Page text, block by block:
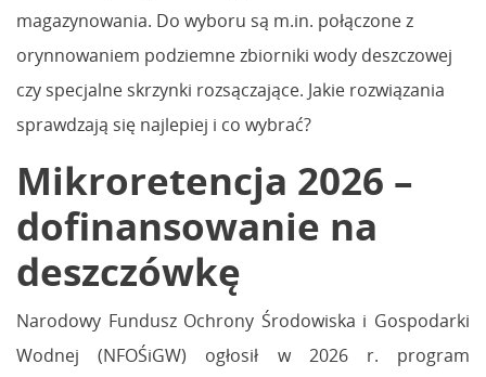
magazynowania. Do wyboru są m.in. połączone z
orynnowaniem podziemne zbiorniki wody deszczowej
czy specjalne skrzynki rozsączające. Jakie rozwiązania
sprawdzają się najlepiej i co wybrać?
Mikroretencja 2026 –
dofinansowanie na
deszczówkę
Narodowy Fundusz Ochrony Środowiska i Gospodarki
Wodnej (NFOŚiGW) ogłosił w 2026 r. program